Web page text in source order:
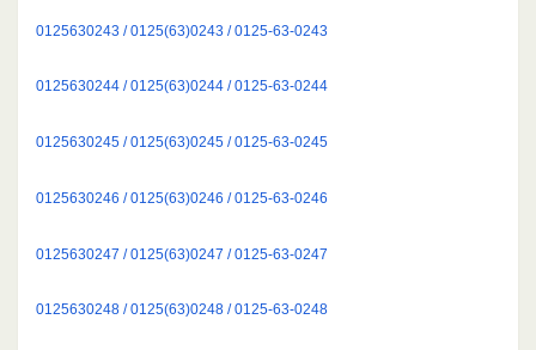
0125630243 / 0125(63)0243 / 0125-63-0243
0125630244 / 0125(63)0244 / 0125-63-0244
0125630245 / 0125(63)0245 / 0125-63-0245
0125630246 / 0125(63)0246 / 0125-63-0246
0125630247 / 0125(63)0247 / 0125-63-0247
0125630248 / 0125(63)0248 / 0125-63-0248